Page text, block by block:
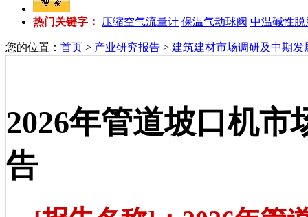
热门关键字： 压缩空气流量计 保温气动球阀 中温碱性脱
您的位置： 首页 > 产业研究报告 > 建筑建材市场调研及中期发
2026年管道坡口机
告